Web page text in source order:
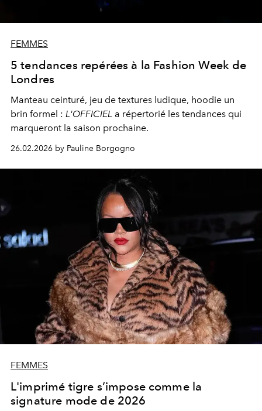
FEMMES
5 tendances repérées à la Fashion Week de
Londres
Manteau ceinturé, jeu de textures ludique, hoodie un
brin formel : L'OFFICIEL a répertorié les tendances qui
marqueront la saison prochaine.
26.02.2026 by Pauline Borgogno
FEMMES
L'imprimé tigre s’impose comme la
signature mode de 2026